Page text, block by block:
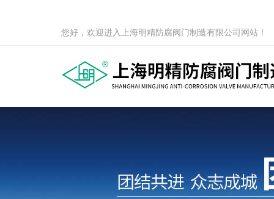
您好，欢迎进入上海明精防腐阀门制造有限公司网站！